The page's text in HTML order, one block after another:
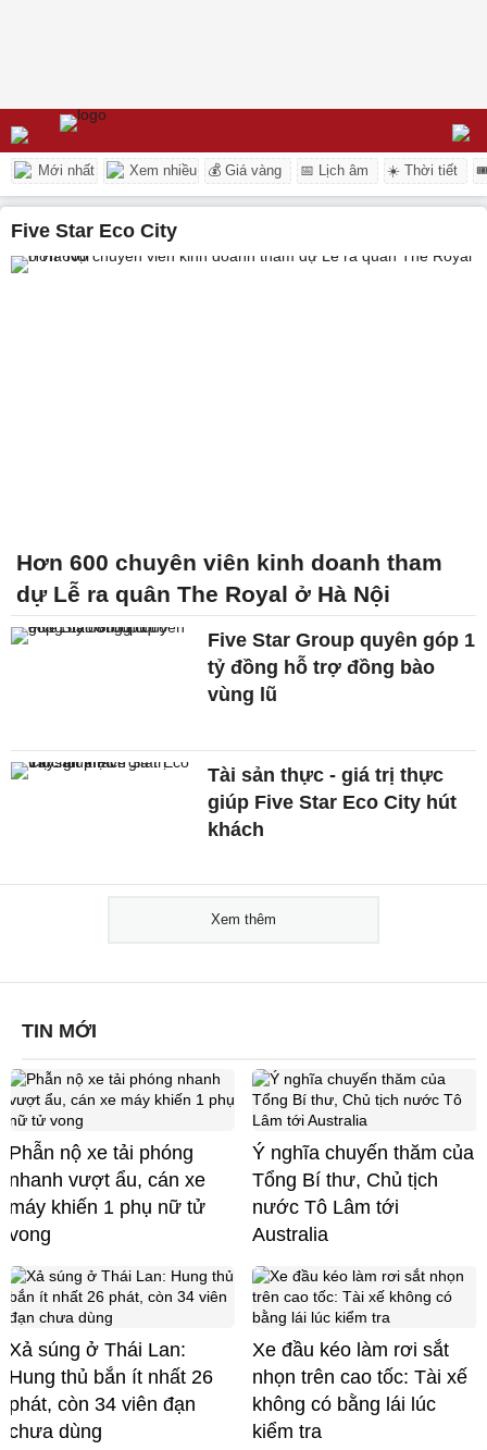
Mới nhất Xem nhiều 💰 Giá vàng 📅 Lịch âm ☀️ Thời tiết
Five Star Eco City
Hơn 600 chuyên viên kinh doanh tham
dự Lễ ra quân The Royal ở Hà Nội
Five Star Group quyên góp 1
tỷ đồng hỗ trợ đồng bào
vùng lũ
Tài sản thực - giá trị thực
giúp Five Star Eco City hút
khách
Xem thêm
TIN MỚI
Phẫn nộ xe tải phóng
nhanh vượt ẩu, cán xe
máy khiến 1 phụ nữ tử
vong
Ý nghĩa chuyến thăm của
Tổng Bí thư, Chủ tịch
nước Tô Lâm tới
Australia
Xả súng ở Thái Lan:
Hung thủ bắn ít nhất 26
phát, còn 34 viên đạn
chưa dùng
Xe đầu kéo làm rơi sắt
nhọn trên cao tốc: Tài xế
không có bằng lái lúc
kiểm tra